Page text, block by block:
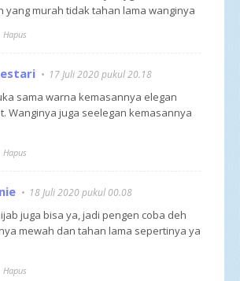
yang murah tidak tahan lama wanginya
Hapus
17 Juli 2020 pukul 20.18
sama warna kemasannya elegan
Wanginya juga seelegan kemasannya
Hapus
18 Juli 2020 pukul 00.08
juga bisa ya, jadi pengen coba deh
mewah dan tahan lama sepertinya ya
Hapus